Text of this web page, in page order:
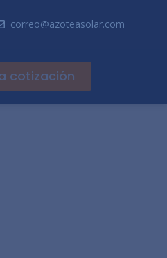
correo@azoteasolar.com
cotización